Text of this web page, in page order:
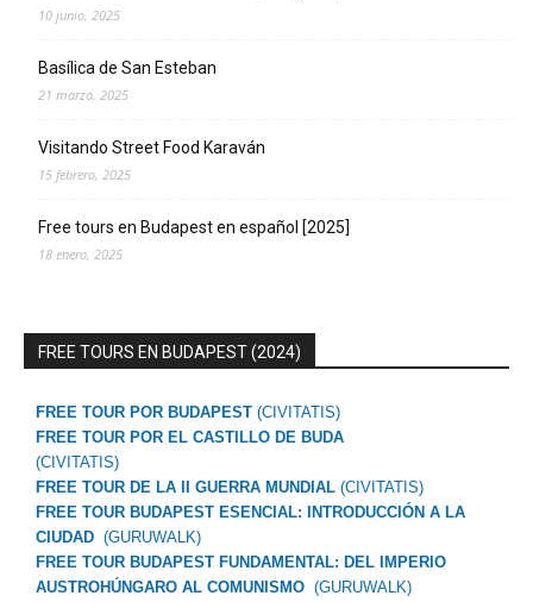
10 junio, 2025
Basílica de San Esteban
21 marzo, 2025
Visitando Street Food Karaván
15 febrero, 2025
Free tours en Budapest en español [2025]
18 enero, 2025
FREE TOURS EN BUDAPEST (2024)
FREE TOUR POR BUDAPEST (CIVITATIS)
FREE TOUR POR EL CASTILLO DE BUDA
(CIVITATIS)
FREE TOUR DE LA II GUERRA MUNDIAL (CIVITATIS)
FREE TOUR BUDAPEST ESENCIAL: INTRODUCCIÓN A LA
CIUDAD (GURUWALK)
FREE TOUR BUDAPEST FUNDAMENTAL: DEL IMPERIO
AUSTROHÚNGARO AL COMUNISMO (GURUWALK)